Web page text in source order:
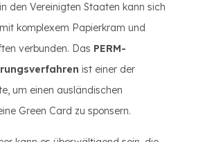
den Vereinigten Staaten kann sich
komplexem Papierkram und
verbunden. Das PERM-
ist einer der
um einen ausländischen
Green Card zu sponsern.